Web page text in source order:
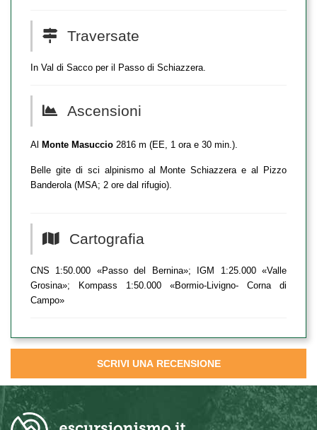
Traversate
In Val di Sacco per il Passo di Schiazzera.
Ascensioni
Al Monte Masuccio 2816 m (EE, 1 ora e 30 min.).
Belle gite di sci alpinismo al Monte Schiazzera e al Pizzo
Banderola (MSA; 2 ore dal rifugio).
Cartografia
CNS 1:50.000 «Passo del Bernina»; IGM 1:25.000 «Valle
Grosina»; Kompass 1:50.000 «Bormio-Livigno- Corna di
Campo»
SCRIVI UNA RECENSIONE